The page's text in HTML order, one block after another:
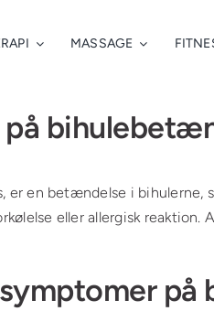
MASSAGE
en betændelse i bihulerne,
eller allergisk